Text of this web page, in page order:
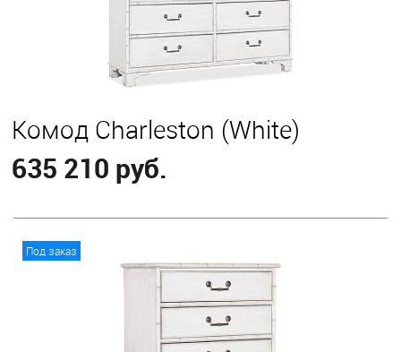
Eastern King
Комод Charleston (White)
635 210 руб.
Под заказ